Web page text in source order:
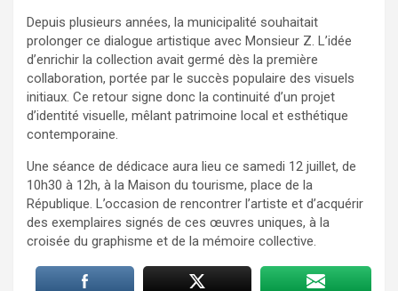
Depuis plusieurs années, la municipalité souhaitait
prolonger ce dialogue artistique avec Monsieur Z. L’idée
d’enrichir la collection avait germé dès la première
collaboration, portée par le succès populaire des visuels
initiaux. Ce retour signe donc la continuité d’un projet
d’identité visuelle, mêlant patrimoine local et esthétique
contemporaine.
Une séance de dédicace aura lieu ce samedi 12 juillet, de
10h30 à 12h, à la Maison du tourisme, place de la
République. L’occasion de rencontrer l’artiste et d’acquérir
des exemplaires signés de ces œuvres uniques, à la
croisée du graphisme et de la mémoire collective.